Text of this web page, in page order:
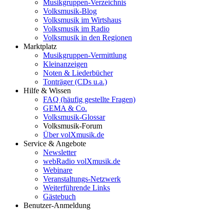
Musikgruppen-Verzeichnis
Volksmusik-Blog
Volksmusik im Wirtshaus
Volksmusik im Radio
Volksmusik in den Regionen
Marktplatz
Musikgruppen-Vermittlung
Kleinanzeigen
Noten & Liederbücher
Tonträger (CDs u.a.)
Hilfe & Wissen
FAQ (häufig gestellte Fragen)
GEMA & Co.
Volksmusik-Glossar
Volksmusik-Forum
Über volXmusik.de
Service & Angebote
Newsletter
webRadio volXmusik.de
Webinare
Veranstaltungs-Netzwerk
Weiterführende Links
Gästebuch
Benutzer-Anmeldung